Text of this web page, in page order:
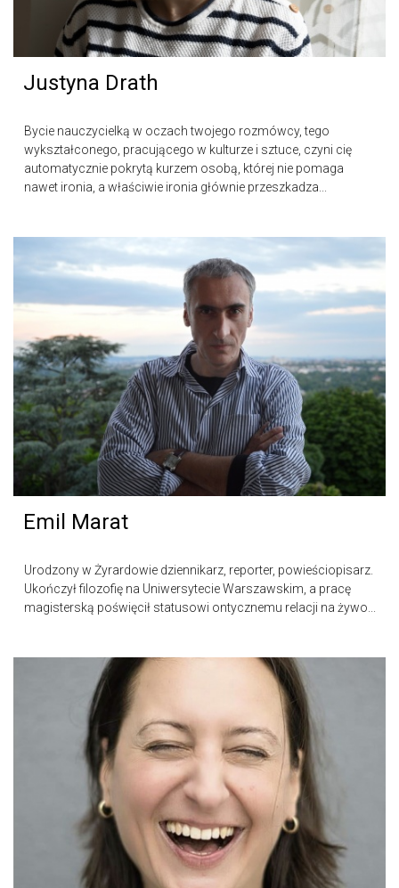
Justyna Drath
Bycie nauczycielką w oczach twojego rozmówcy, tego
wykształconego, pracującego w kulturze i sztuce, czyni cię
automatycznie pokrytą kurzem osobą, której nie pomaga
nawet ironia, a właściwie ironia głównie przeszkadza...
Emil Marat
Urodzony w Żyrardowie dziennikarz, reporter, powieściopisarz.
Ukończył filozofię na Uniwersytecie Warszawskim, a pracę
magisterską poświęcił statusowi ontycznemu relacji na żywo...